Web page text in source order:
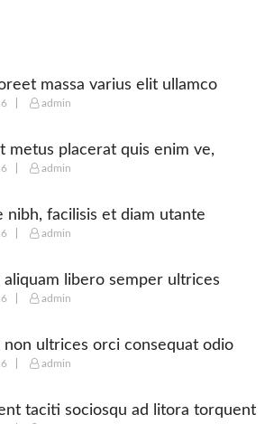
massa varius elit ullamco
admin
metus placerat quis enim ve,
admin
nibh, facilisis et diam utante
admin
aliquam libero semper ultrices
admin
non ultrices orci consequat odio
admin
taciti sociosqu ad litora torquent